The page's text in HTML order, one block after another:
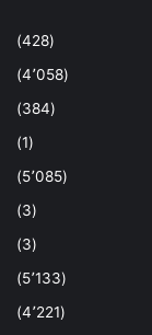
(428)
(4٬058)
(384)
(1)
(5٬085)
(3)
(3)
(5٬133)
(4٬221)